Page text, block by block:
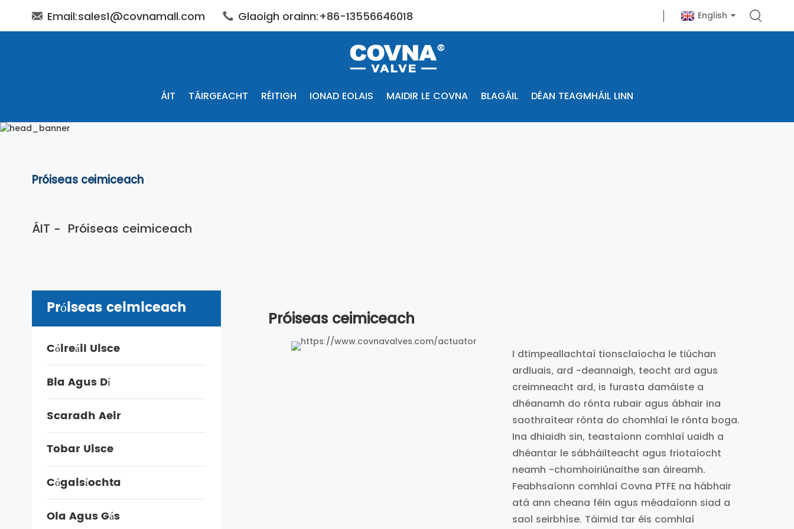
Email:sales1@covnamall.com Glaoigh orainn:+86-13556646018 English
ÁIT TÁIRGEACHT RÉITIGH IONAD EOLAIS MAIDIR LE COVNA BLAGÁIL DÉAN TEAGMHÁIL LINN
Próiseas ceimiceach
ÁIT Próiseas ceimiceach
Próiseas ceimiceach
Cóireáil Uisce
Bia Agus Dí
Scaradh Aeir
Tobar Uisce
Cógaisíochta
Ola Agus Gás
Próiseas ceimiceach
I dtimpeallachtaí tionsclaíocha le tiúchan
ardluais, ard -deannaigh, teocht ard agus
creimneacht ard, is furasta damáiste a
dhéanamh do rónta rubair agus ábhair ina
saothraítear rónta do chomhlaí le rónta boga.
Ina dhiaidh sin, teastaíonn comhlaí uaidh a
dhéantar le sábháilteacht agus friotaíocht
neamh -chomhoiriúnaithe san áireamh.
Feabhsaíonn comhlaí Covna PTFE na hábhair
atá ann cheana féin agus méadaíonn siad a
saol seirbhíse. Táimid tar éis comhlaí